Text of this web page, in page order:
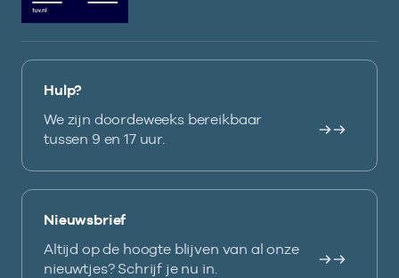
Hulp?
We zijn doordeweeks bereikbaar
tussen 9 en 17 uur.
Nieuwsbrief
Altijd op de hoogte blijven van al onze
nieuwtjes? Schrijf je nu in.